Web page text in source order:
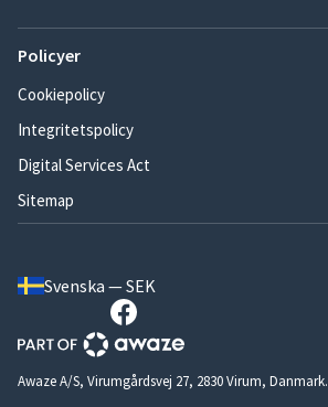
Policyer
Cookiepolicy
Integritetspolicy
Digital Services Act
Sitemap
Svenska — SEK
Awaze A/S, Virumgårdsvej 27, 2830 Virum, Danmark.